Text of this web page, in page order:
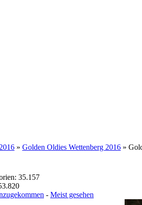
2016 » Golden Oldies Wettenberg 2016 »
35.157
- Meist gesehen